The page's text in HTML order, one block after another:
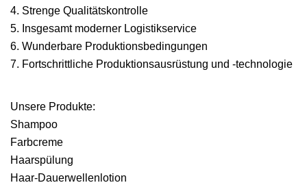
4. Strenge Qualitätskontrolle
5. Insgesamt moderner Logistikservice
6. Wunderbare Produktionsbedingungen
7. Fortschrittliche Produktionsausrüstung und -technologie
Unsere Produkte:
Shampoo
Farbcreme
Haarspülung
Haar-Dauerwellenlotion